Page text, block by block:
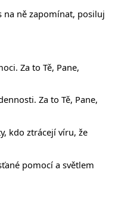
na ně zapomínat, posiluj
Za to Tě, Pane,
Za to Tě, Pane,
kdo ztrácejí víru, že
pomocí a světlem